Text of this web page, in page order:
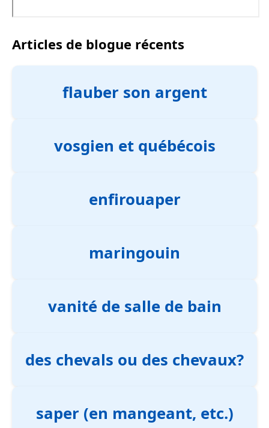
Articles de blogue récents
flauber son argent
vosgien et québécois
enfirouaper
maringouin
vanité de salle de bain
des chevals ou des chevaux?
saper (en mangeant, etc.)